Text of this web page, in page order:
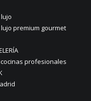
premium gourmet
profesionales